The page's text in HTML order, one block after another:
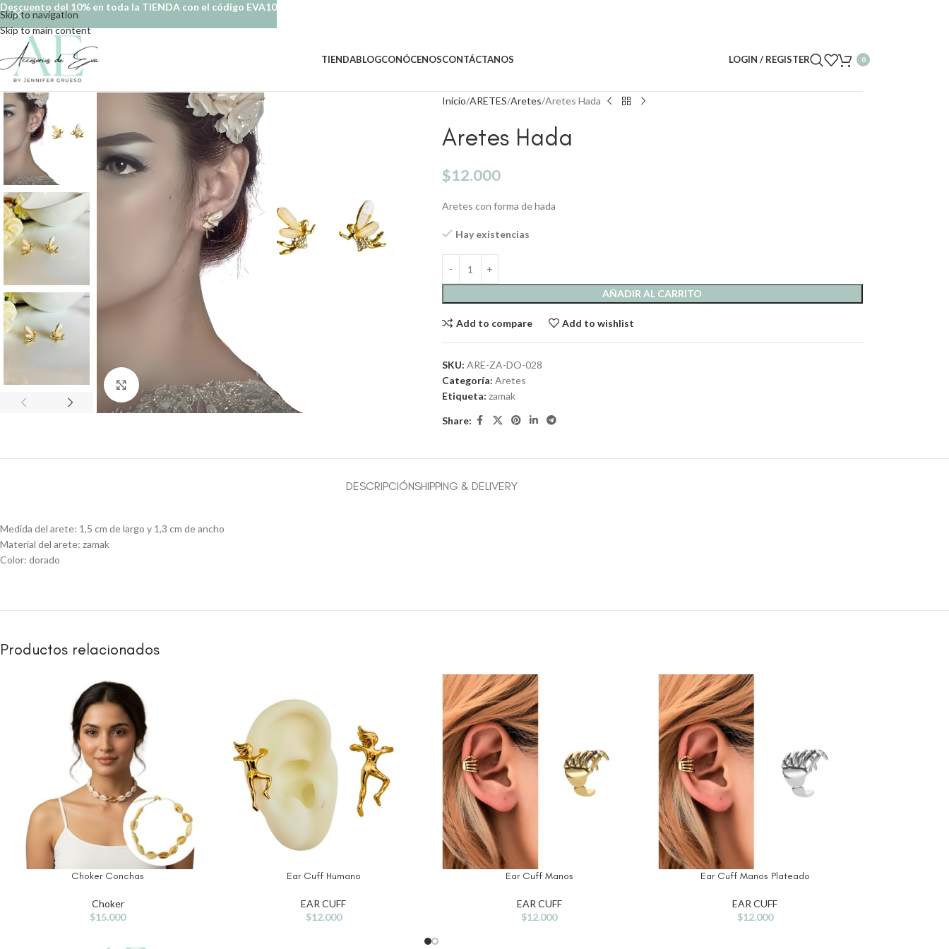
Skip to navigation
Skip to main content
TIENDABLOGCONÓCENOSCONTÁCTANOS LOGIN / REGISTER 0
Click to enlarge
Inicio ARETES Aretes Aretes Hada
Aretes Hada
$12.000
Aretes con forma de hada
Hay existencias
AÑADIR AL CARRITO
Add to compare Add to wishlist
SKU: ARE-ZA-DO-028
Categoría: Aretes
Etiqueta: zamak
Share:
DESCRIPCIÓNSHIPPING & DELIVERY
Medida del arete: 1,5 cm de largo y 1,3 cm de ancho
Material del arete: zamak
Color: dorado
Productos relacionados
Choker Conchas
Choker
$15.000
Ear Cuff Humano
EAR CUFF
$12.000
Ear Cuff Manos
EAR CUFF
$12.000
Ear Cuff Manos Plateado
EAR CUFF
$12.000
Descuento del 10% en toda la TIENDA con el código EVA10